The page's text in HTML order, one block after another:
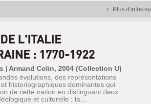
Plus d'infos
L'ITALIE
: 1770-1922
| Armand Colin, 2004 (Collection U)
évolutions, des représentations
historiographiques dominantes qui
de cette nation en distinguant deux
et culturelle ; la...